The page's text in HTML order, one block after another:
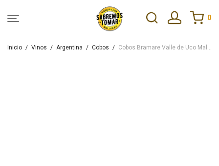
0
Inicio / Vinos / Argentina / Cobos / Cobos Bramare Valle de Uco Malbec 2022 750ml